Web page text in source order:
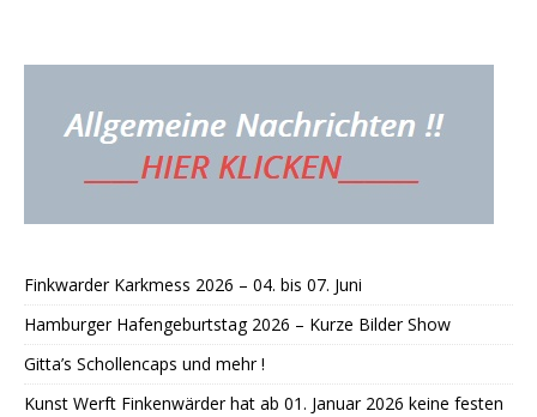
Finkwarder Karkmess 2026 – 04. bis 07. Juni
Hamburger Hafengeburtstag 2026 – Kurze Bilder Show
Gitta’s Schollencaps und mehr !
Kunst Werft Finkenwärder hat ab 01. Januar 2026 keine festen